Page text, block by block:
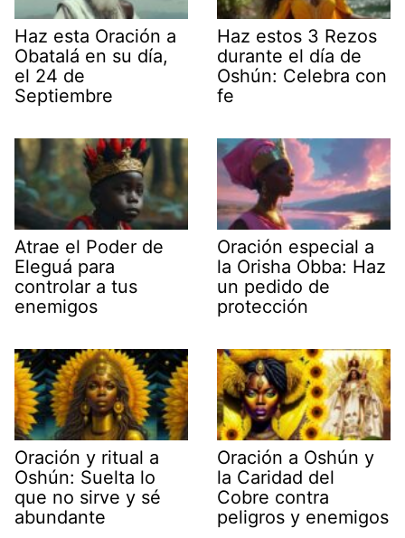
Haz esta Oración a
Obatalá en su día,
el 24 de
Septiembre
Haz estos 3 Rezos
durante el día de
Oshún: Celebra con
fe
Atrae el Poder de
Eleguá para
controlar a tus
enemigos
Oración especial a
la Orisha Obba: Haz
un pedido de
protección
Oración y ritual a
Oshún: Suelta lo
que no sirve y sé
abundante
Oración a Oshún y
la Caridad del
Cobre contra
peligros y enemigos